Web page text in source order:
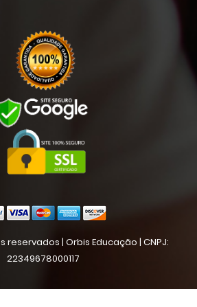
| Orbis Educação | CNPJ:
22349678000117